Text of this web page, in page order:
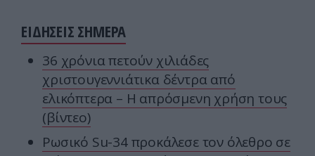
ΕΙΔΗΣΕΙΣ ΣΗΜΕΡΑ
36 χρόνια πετούν χιλιάδες
χριστουγεννιάτικα δέντρα από
ελικόπτερα – Η απρόσμενη χρήση τους
(βίντεο)
Ρωσικό Su-34 προκάλεσε τον όλεθρο σε